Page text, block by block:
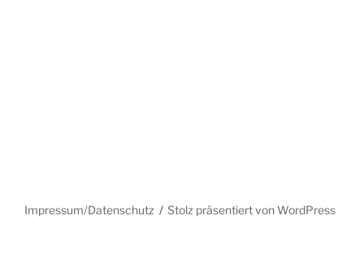
Impressum/Datenschutz Stolz präsentiert von WordPress